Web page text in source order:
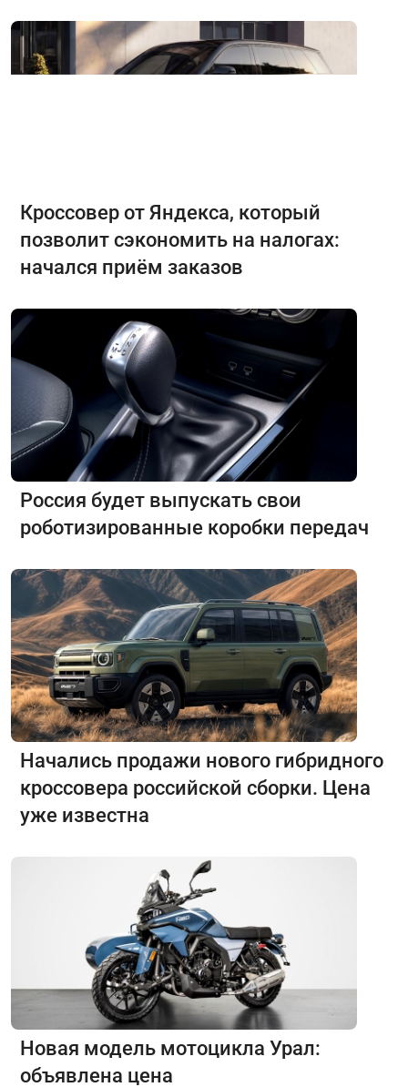
Кроссовер от Яндекса, который
позволит сэкономить на налогах:
начался приём заказов
Россия будет выпускать свои
роботизированные коробки передач
Начались продажи нового гибридного
кроссовера российской сборки. Цена
уже известна
Новая модель мотоцикла Урал:
объявлена цена